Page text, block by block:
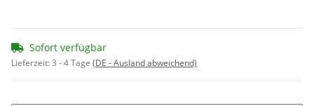
Sofort verfügbar
Lieferzeit:3 - 4 Tage (DE - Ausland abweichend)